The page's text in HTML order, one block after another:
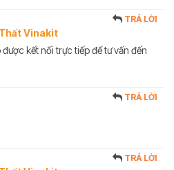
Vinakit
TRẢ LỜI
kết nối trực tiếp để tư vấn đến
TRẢ LỜI
TRẢ LỜI